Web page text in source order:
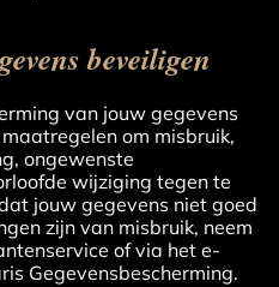
beveiligen
van jouw gegevens
om misbruik,
ongewenste
wijziging tegen te
jouw gegevens niet goed
zijn van misbruik, neem
of via het e-
Gegevensbescherming.